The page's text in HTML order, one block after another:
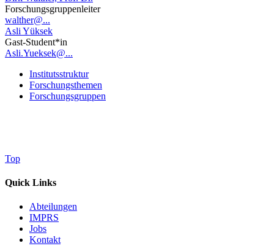
Forschungsgruppenleiter
walther@...
Asli Yüksek
Gast-Student*in
Asli.Yueksek@...
Institutsstruktur
Forschungsthemen
Forschungsgruppen
Top
Quick Links
Abteilungen
IMPRS
Jobs
Kontakt